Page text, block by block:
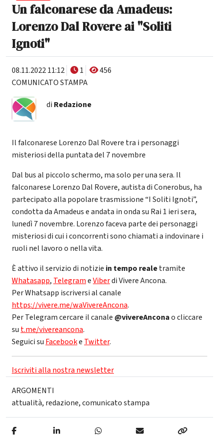
Un falconarese da Amadeus:
Lorenzo Dal Rovere ai "Soliti
Ignoti"
08.11.2022 11:12 1
456
COMUNICATO STAMPA
di Redazione
Il falconarese Lorenzo Dal Rovere tra i personaggi
misteriosi della puntata del 7 novembre
Dal bus al piccolo schermo, ma solo per una sera. Il
falconarese Lorenzo Dal Rovere, autista di Conerobus, ha
partecipato alla popolare trasmissione “I Soliti Ignoti”,
condotta da Amadeus e andata in onda su Rai 1 ieri sera,
lunedì 7 novembre. Lorenzo faceva parte dei personaggi
misteriosi di cui i concorrenti sono chiamati a indovinare i
ruoli nel lavoro o nella vita.
È attivo il servizio di notizie in tempo realetramite
Whatasapp, TelegrameViberdi Vivere Ancona.
Per Whatsapp iscriversi al canale
https://vivere.me/waVivereAncona.
Per Telegram cercare il canale @vivereAnconao cliccare
su t.me/vivereancona.
Seguici su Facebooke Twitter.
Iscriviti alla nostra newsletter
ARGOMENTI
attualità, redazione,comunicato stampa